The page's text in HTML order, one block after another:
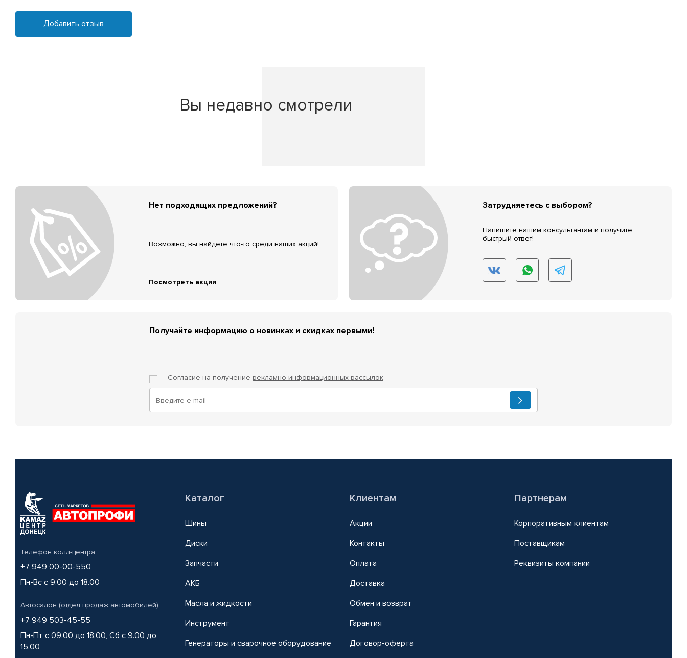
Добавить отзыв
Вы недавно смотрели
Нет подходящих предложений?
Возможно, вы найдёте что-то среди наших акций!
Посмотреть акции
Затрудняетесь с выбором?
Напишите нашим консультантам и получите
быстрый ответ!
Получайте информацию о новинках и скидках первыми!
Согласие на получение рекламно-информационных рассылок
Телефон колл-центра
+7 949 00-00-550
Пн-Вс с 9.00 до 18.00
Автосалон (отдел продаж автомобилей)
+7 949 503-45-55
Пн-Пт с 09.00 до 18.00, Сб с 9.00 до
15.00
Каталог
Шины
Диски
Запчасти
АКБ
Масла и жидкости
Инструмент
Генераторы и сварочное оборудование
Клиентам
Акции
Контакты
Оплата
Доставка
Обмен и возврат
Гарантия
Договор-оферта
Партнерам
Корпоративным клиентам
Поставщикам
Реквизиты компании